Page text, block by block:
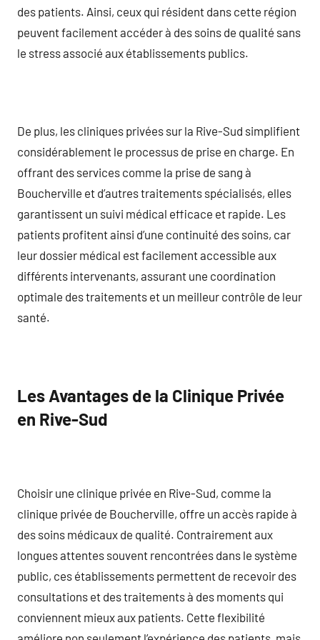
des patients. Ainsi, ceux qui résident dans cette région
peuvent facilement accéder à des soins de qualité sans
le stress associé aux établissements publics.
De plus, les cliniques privées sur la Rive-Sud simplifient
considérablement le processus de prise en charge. En
offrant des services comme la prise de sang à
Boucherville et d’autres traitements spécialisés, elles
garantissent un suivi médical efficace et rapide. Les
patients profitent ainsi d’une continuité des soins, car
leur dossier médical est facilement accessible aux
différents intervenants, assurant une coordination
optimale des traitements et un meilleur contrôle de leur
santé.
Les Avantages de la Clinique Privée
en Rive-Sud
Choisir une clinique privée en Rive-Sud, comme la
clinique privée de Boucherville, offre un accès rapide à
des soins médicaux de qualité. Contrairement aux
longues attentes souvent rencontrées dans le système
public, ces établissements permettent de recevoir des
consultations et des traitements à des moments qui
conviennent mieux aux patients. Cette flexibilité